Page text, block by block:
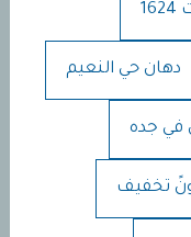
دهان حي النعيم
في جده